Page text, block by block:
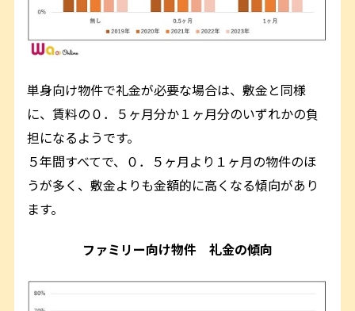
単身向け物件で礼金が必要な場合は、敷金と同様
に、賃料の０．５ヶ月分か１ヶ月分のいずれかの負
担になるようです。
５年間すべてで、０．５ヶ月より１ヶ月の物件のほ
うが多く、敷金よりも金額的に高くなる傾向があり
ます。
ファミリー向け物件 礼金の傾向